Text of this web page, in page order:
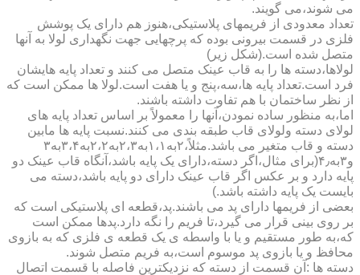
می شوند،می گویند.
تعداد معدودی از فریمهای پلاستیکی،هنوز هم دارای یک پوشش
فلزی در قسمت بیرونی بوده که پرچهایی جهت نگهداری لولا به آنها
متصل شده است.(شکل زیر)
لولاها،دسته ها را به قاب عینک متصل می کنند و تعداد پایه هایشان
فرد است.تعداد پایه ها،سه،پنج و یا هفت است.لولا ها ممکن است که
از نظر ساختمان با هم تفاوت داشته باشند.
اما،به منظور ساده نمودن،آنها را معمولاً بر اساس تعداد پایه های
لولای دسته ولولای قاب طبقه بندی می کنند.نسبت پایه ها مابین
دسته و قاب متغیر می باشد.مثلاً،۲به۱،۱به۲،۳به۲،۲به۳،۴به۳
و۳به۴٫(برای مثال،اگر دسته،دارای یک پایه باشد،آنگاه قاب عینک دو
پایه دارد و بر عکس اگر قاب عینک دارای دو پایه باشد،دسته می
بایست یک پایه داشته باشد.)
بعضی از فریمها دارای پد می باشند.پد،قطعه ای پلاستیکی است که
بر روی بینی قرار می گیرد،تا فریم را نگه دارد.پدها ممکن است
که،به طور مستقیم و یا با واسطه ی یک قطعه ی فلزی که به بازوی
محافظ و یا بازوی پد موسوم است،به فریم متصل شوند.
دسته ها :آن قسمت از دسته که نزدیکترین فاصله با قسمت اتصال